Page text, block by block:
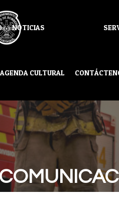
NOTICIAS
AGENDA CULTURAL